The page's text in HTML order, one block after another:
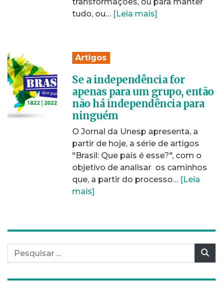
tudo, ou… [Leia mais]
Artigos
Se a independência for
apenas para um grupo, então
não há independência para
ninguém
O Jornal da Unesp apresenta, a
partir de hoje, a série de artigos
"Brasil: Que país é esse?", com o
objetivo de analisar os caminhos
que, a partir do processo… [Leia
mais]
Pesquisar por: